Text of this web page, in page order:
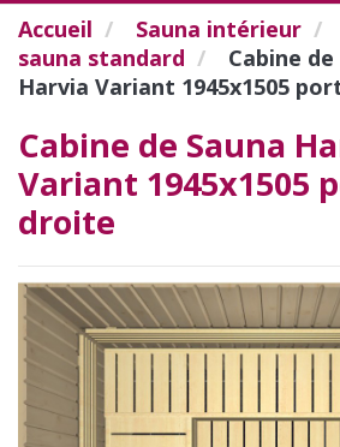
Accueil Sauna intérieur
sauna standard
Cabine de
Harvia Variant 1945x1505
Cabine de Sauna
Variant 1945x1505
droite